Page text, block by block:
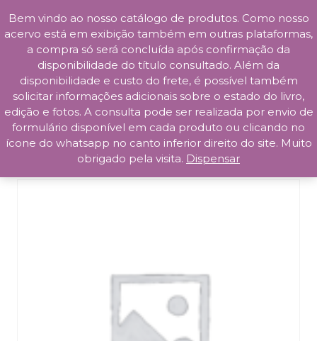
Skip
content
Prosa da Praça
Artes/ Graphis Book Design 1
Bem vindo ao nosso catálogo de produtos. Como nosso
acervo está em exibição também em outras plataformas,
a compra só será concluída após confirmação da
disponibilidade do título consultado. Além da
disponibilidade e custo do frete, é possível também
solicitar informações adicionais sobre o estado do livro,
edição e fotos. A consulta pode ser realizada por envio de
formulário disponível em cada produto ou clicando no
ícone do whatsapp no canto inferior direito do site. Muito
obrigado pela visita. Dispensar